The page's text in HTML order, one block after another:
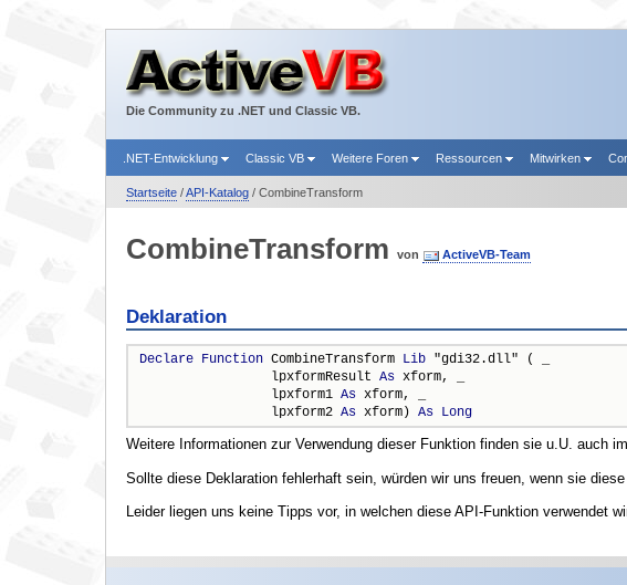
Die Community zu .NET und Classic VB.
.NET-Entwicklung Classic VB Weitere Foren Ressourcen Mitwirken
Startseite/API-Katalog/ CombineTransform
CombineTransform von ActiveVB-Team
Deklaration
Declare Function CombineTransform Lib "gdi32.dll" ( _
                 lpxformResult
As xform, _
                 lpxform1
As xform, _
                 lpxform2
As xform) As Long
Weitere Informationen zur Verwendung dieser Funktion finden sie u.U. auch im
Sollte diese Deklaration fehlerhaft sein, würden wir uns freuen, wenn sie
Leider liegen uns keine Tipps vor, in welchen diese API-Funktion verwendet